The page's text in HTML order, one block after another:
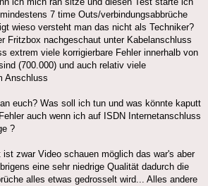
7 time Outs/verbindungsabbrüche
wieso versteht man das nicht als Techniker?
Fritzbox nachgeschaut unter Kabelanschluss
extrem viele korrigierbare Fehler innerhalb von
(700.000) und auch relativ viele
Anschluss
euch? Was soll ich tun und was könnte kaputt
auch wenn ich auf ISDN Internetanschluss
?
zwar Video schauen möglich das war's aber
eine sehr niedrige Qualität dadurch die
alles etwas gedrosselt wird... Alles andere